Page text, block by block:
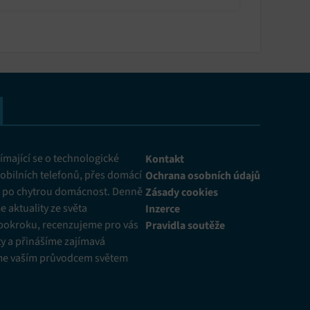
se o technologické
telefonů, přes domácí
chytrou domácnost. Denně
aktuality ze světa
recenzujeme pro vás
a přinášíme zajímavá
vaším průvodcem světem
Kontakt
Ochrana osobních údajů
Zásady cookies
Inzerce
Pravidla soutěže